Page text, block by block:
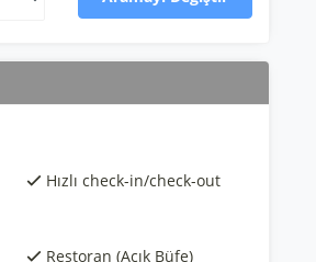
Hızlı check-in/check-out
Restoran (Açık Büfe)